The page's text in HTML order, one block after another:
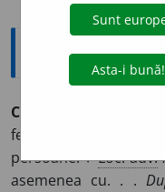
Explicative
CHIP
feței; fizionomie.
persoane. ♦Loc. adv.
asemenea cu. . .